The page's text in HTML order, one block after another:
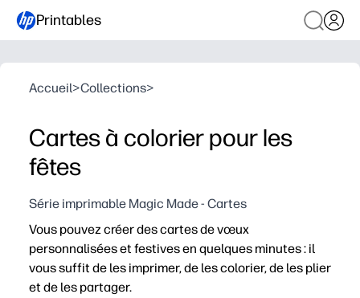
Printables
Accueil>Collections>
Cartes à colorier pour les
fêtes
Série imprimable Magic Made - Cartes
Vous pouvez créer des cartes de vœux
personnalisées et festives en quelques minutes : il
vous suffit de les imprimer, de les colorier, de les plier
et de les partager.